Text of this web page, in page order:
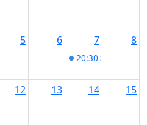
5 6 7
20:30 Start Date
8
12 13 14 15